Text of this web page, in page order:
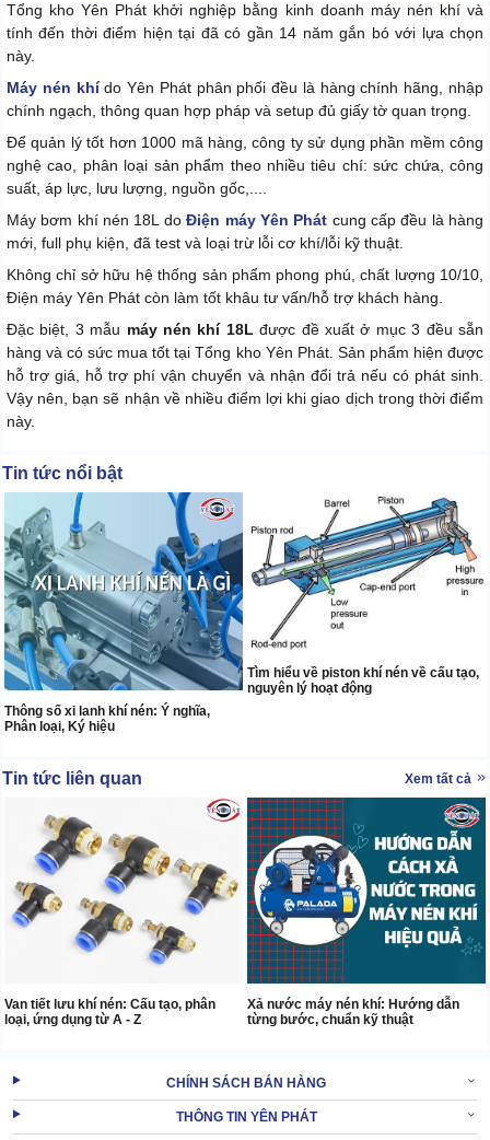
Tổng kho Yên Phát khởi nghiệp bằng kinh doanh máy nén khí và
tính đến thời điểm hiện tại đã có gần 14 năm gắn bó với lựa chọn
này.
Máy nén khído Yên Phát phân phối đều là hàng chính hãng, nhập
chính ngạch, thông quan hợp pháp và setup đủ giấy tờ quan trọng.
Để quản lý tốt hơn 1000 mã hàng, công ty sử dụng phần mềm công
nghệ cao, phân loại sản phẩm theo nhiều tiêu chí: sức chứa, công
suất, áp lực, lưu lượng, nguồn gốc,....
Máy bơm khí nén 18L doĐiện máy Yên Phát cung cấp đều là hàng
mới, full phụ kiện, đã test và loại trừ lỗi cơ khí/lỗi kỹ thuật.
Không chỉ sở hữu hệ thống sản phẩm phong phú, chất lượng 10/10,
Điện máy Yên Phát còn làm tốt khâu tư vấn/hỗ trợ khách hàng.
Đặc biệt, 3 mẫu máy nén khí 18Lđược đề xuất ở mục 3 đều sẵn
hàng và có sức mua tốt tại Tổng kho Yên Phát. Sản phẩm hiện được
hỗ trợ giá, hỗ trợ phí vận chuyển và nhận đổi trả nếu có phát sinh.
Vậy nên, bạn sẽ nhận về nhiều điểm lợi khi giao dịch trong thời điểm
này.
Tin tức nổi bật
Thông số xi lanh khí nén: Ý nghĩa,
Phân loại, Ký hiệu
Tìm hiểu về piston khí nén về cấu tạo,
nguyên lý hoạt động
Tin tức liên quan Xem tất cả
Van tiết lưu khí nén: Cấu tạo, phân
loại, ứng dụng từ A - Z
Xả nước máy nén khí: Hướng dẫn
từng bước, chuẩn kỹ thuật
CHÍNH SÁCH BÁN HÀNG
THÔNG TIN YÊN PHÁT